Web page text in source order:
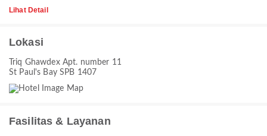
Lihat Detail
Lokasi
Triq Ghawdex Apt. number 11
St Paul's Bay SPB 1407
Fasilitas & Layanan